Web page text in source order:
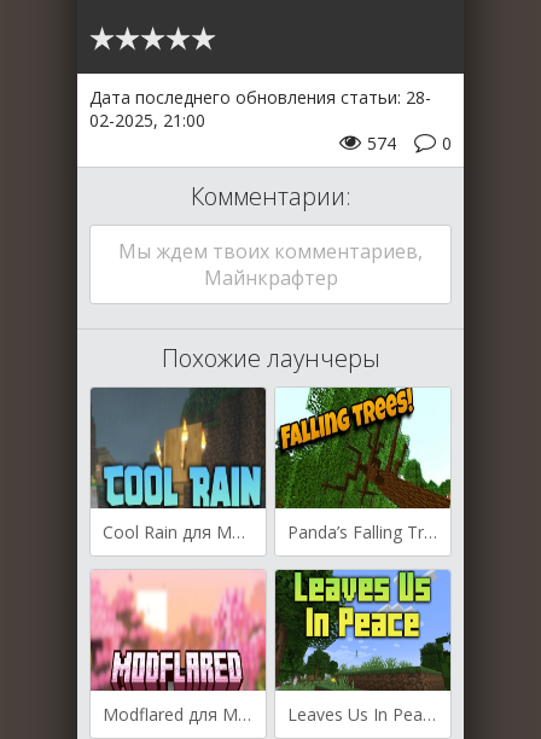
Дата последнего обновления статьи: 28-
02-2025, 21:00
0
574
Комментарии:
Мы ждем твоих комментариев,
Майнкрафтер
Похожие лаунчеры
Cool Rain для Майнкрафт [1.21.4, 1.21.1, 1.20.1] Panda’s Falling Tree’s для Майнкрафт [1.21.4, 1.21.3, 1.21.1]
Modflared для Майнкрафт [1.21.4, 1.21.3, 1.21.1] Leaves Us In Peace для Майнкрафт [1.20.4, 1.20.2, 1.20.1]